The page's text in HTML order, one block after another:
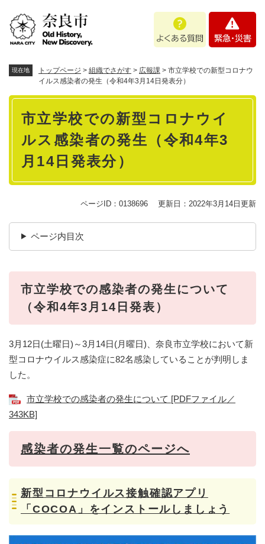
あ
問
・
現在地 トップページ > 組織でさがす > 広報課 > 市立学校での新型コロナウ
イルス感染者の発生（令和4年3月14日発表分）
本
市立学校での新型コロナウイ
ルス感染者の発生（令和4年3
月14日発表分）
ページID：0138696 更新日：2022年3月14日更新
ページ内目次
​​市立学校での感染者の発生について
（令和4年3月14日発表）
3月12日(土曜日)～3月14日(月曜日)、奈良市立学校において新
型コロナウイルス感染症に82名感染していることが判明しま
した。
市立学校での感染者の発生について [PDFファイル／
343KB]
感染者の発生一覧のページへ
新型コロナウイルス接触確認アプリ
「COCOA」をインストールしましょう